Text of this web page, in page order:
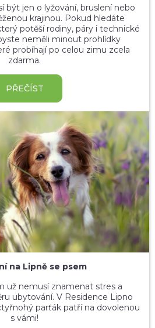
být jen o lyžování, bruslení nebo
krajinou. Pokud hledáte
potěší rodiny, páry i technické
neměli minout prohlídky
probíhají po celou zimu zcela
zdarma.
PŘEČÍST
na Lipně se psem
už nemusí znamenat stres a
ubytování. V Residence Lipno
parťák patří na dovolenou
s vámi!